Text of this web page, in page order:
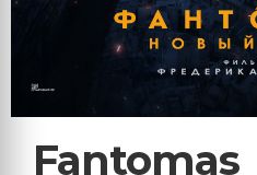
Fantomas